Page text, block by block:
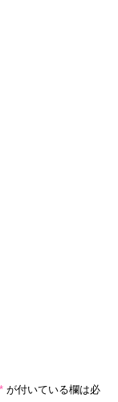
* が付いている欄は必